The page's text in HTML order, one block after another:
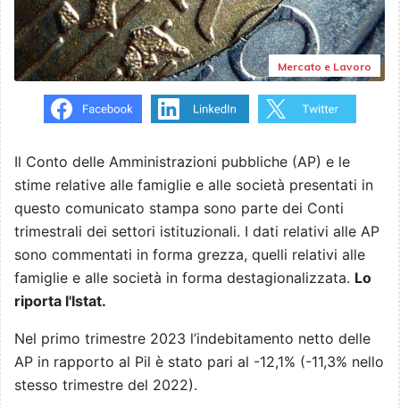
Mercato e Lavoro
Il Conto delle Amministrazioni pubbliche (AP) e le
stime relative alle famiglie e alle società presentati in
questo comunicato stampa sono parte dei Conti
trimestrali dei settori istituzionali. I dati relativi alle AP
sono commentati in forma grezza, quelli relativi alle
famiglie e alle società in forma destagionalizzata. Lo
riporta l'Istat.
Nel primo trimestre 2023 l’indebitamento netto delle
AP in rapporto al Pil è stato pari al -12,1% (-11,3% nello
stesso trimestre del 2022).